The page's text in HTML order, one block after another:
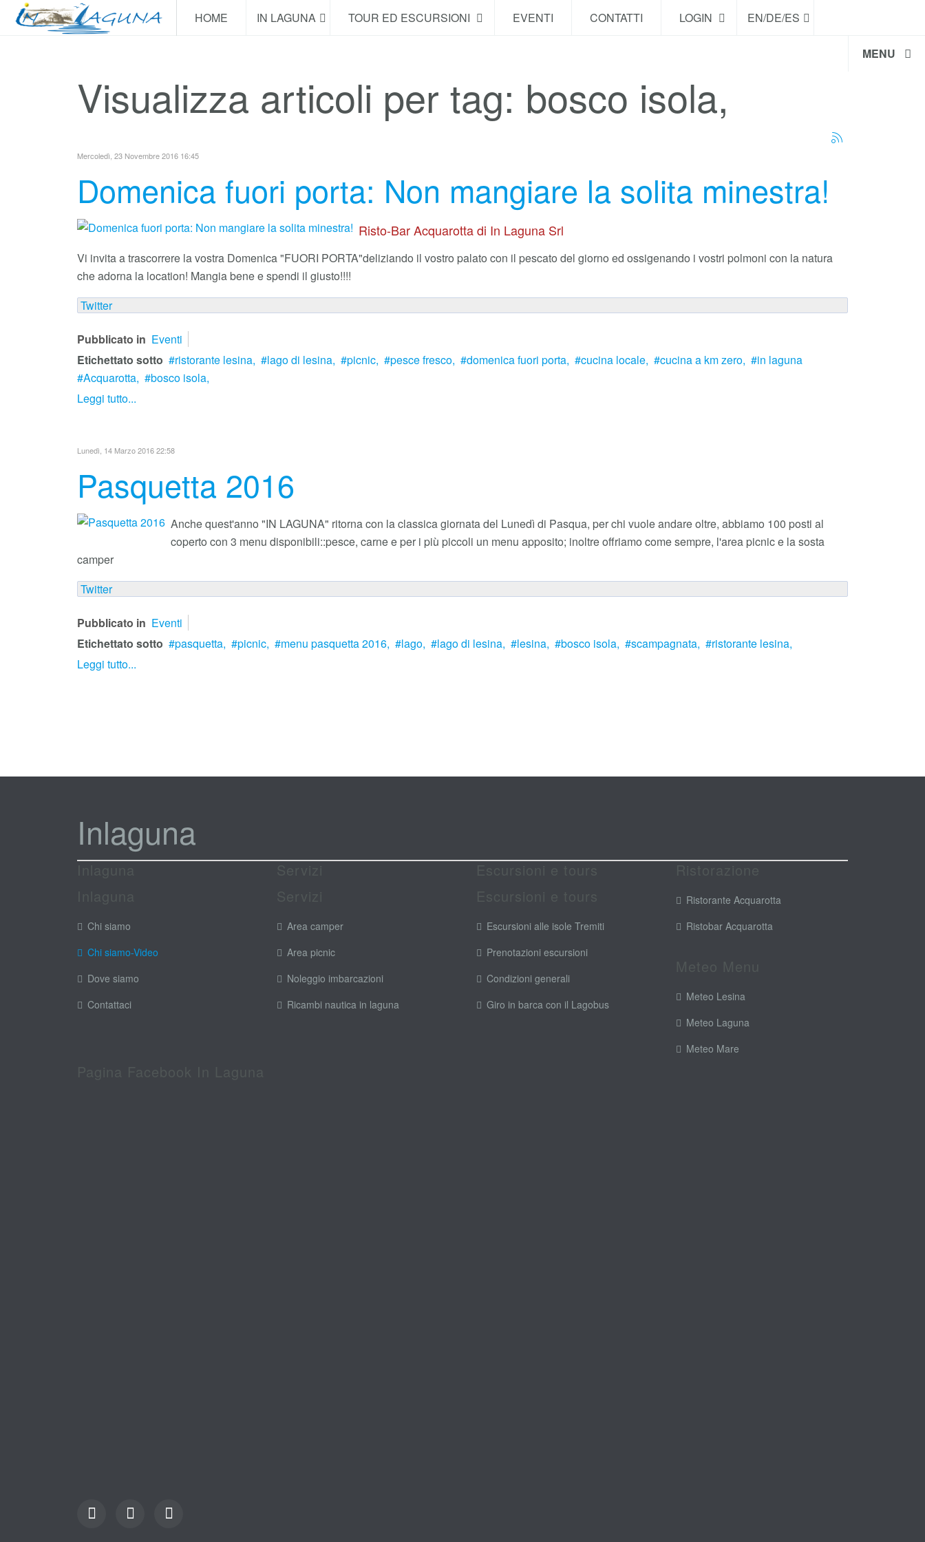
HOME IN LAGUNA TOUR ED ESCURSIONI EVENTI CONTATTI LOGIN EN/DE/ES
MENU
Visualizza articoli per tag: bosco isola,
Mercoledì, 23 Novembre 2016 16:45
Domenica fuori porta: Non mangiare la solita minestra!
Risto-Bar Acquarotta di In Laguna Srl
Vi invita a trascorrere la vostra Domenica "FUORI PORTA"deliziando il vostro palato con il pescato del giorno ed ossigenando i vostri polmoni con la natura
che adorna la location! Mangia bene e spendi il giusto!!!!
Twitter
Pubblicato in Eventi
Etichettato sotto
ristorante lesina, lago di lesina, picnic, pesce fresco, domenica fuori porta, cucina locale, cucina a km zero,
in laguna
Acquarotta,
bosco isola,
Leggi tutto...
Lunedì, 14 Marzo 2016 22:58
Pasquetta 2016
Anche quest'anno "IN LAGUNA" ritorna con la classica giornata del Lunedì di Pasqua, per chi vuole andare oltre, abbiamo 100 posti al
coperto con 3 menu disponibili::pesce, carne e per i più piccoli un menu apposito; inoltre offriamo come sempre, l'area picnic e la sosta
camper
Twitter
Pubblicato in Eventi
Etichettato sotto
pasquetta, picnic, menu pasquetta 2016, lago, lago di lesina, lesina, bosco isola, scampagnata,
ristorante lesina,
Leggi tutto...
Inlaguna
Chi siamo
Chi siamo-Video
Dove siamo
Contattaci
Area camper
Area picnic
Noleggio imbarcazioni
Ricambi nautica in laguna
Escursioni alle isole Tremiti
Prenotazioni escursioni
Condizioni generali
Giro in barca con il Lagobus
Ristorante Acquarotta
Ristobar Acquarotta
Meteo Lesina
Meteo Laguna
Meteo Mare